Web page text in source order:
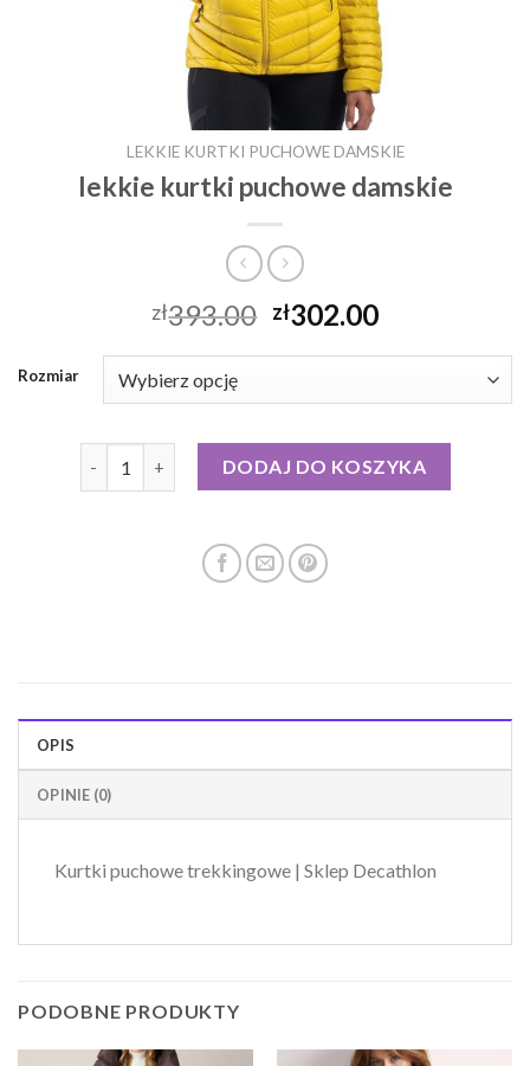
LEKKIE KURTKI PUCHOWE DAMSKIE
lekkie kurtki puchowe damskie
zł393.00 zł302.00
Rozmiar
ilość lekkie kurtki puchowe damskie
DODAJ DO KOSZYKA
OPIS
OPINIE (0)
Kurtki puchowe trekkingowe | Sklep Decathlon
PODOBNE PRODUKTY